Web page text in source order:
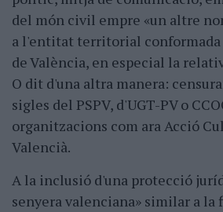
del món civil empre «un altre
a l'entitat territorial conformada
de València, en especial la
O dit d'una altra manera:
sigles del PSPV, d'UGT-PV o
organitzacions com ara Acció
Valencià.
A la inclusió d'una protecció
senyera valenciana» similar a la